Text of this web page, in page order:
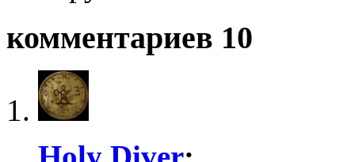
комментариев 10